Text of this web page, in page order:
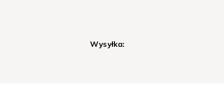
Wysyłka: